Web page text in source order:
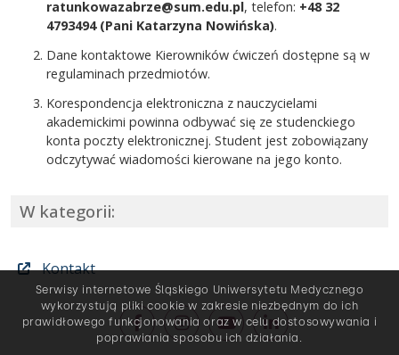
ratunkowazabrze@sum.edu.pl, telefon: +48 32
4793494 (Pani Katarzyna Nowińska).
Dane kontaktowe Kierowników ćwiczeń dostępne są w
regulaminach przedmiotów.
Korespondencja elektroniczna z nauczycielami
akademickimi powinna odbywać się ze studenckiego
konta poczty elektronicznej. Student jest zobowiązany
odczytywać wiadomości kierowane na jego konto.
W kategorii:
Kontakt
Serwisy internetowe Śląskiego Uniwersytetu Medycznego
wykorzystują pliki cookie w zakresie niezbędnym do ich
prawidłowego funkcjonowania oraz w celu dostosowywania i
poprawiania sposobu ich działania.